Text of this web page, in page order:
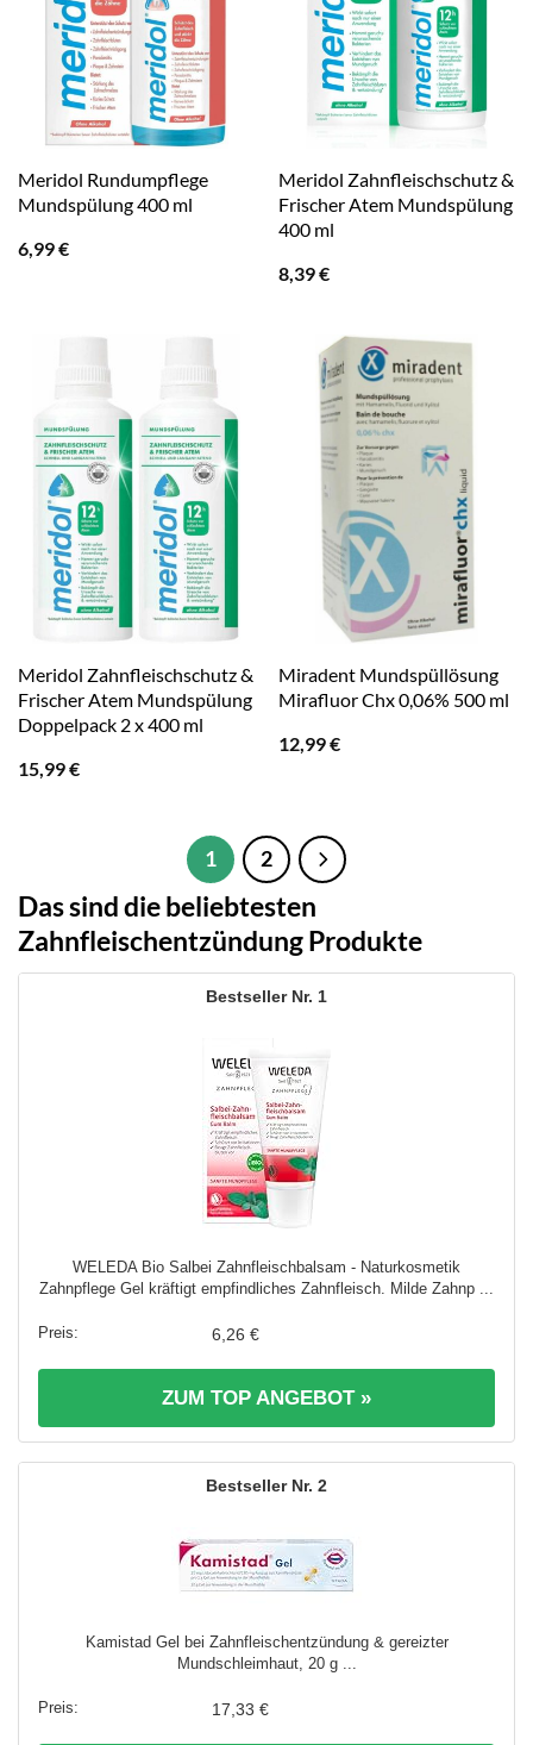
Meridol Rundumpflege
Mundspülung 400 ml
6,99€
Meridol Zahnfleischschutz &
Frischer Atem Mundspülung
400 ml
8,39€
Meridol Zahnfleischschutz &
Frischer Atem Mundspülung
Doppelpack 2 x 400 ml
15,99€
Miradent Mundspüllösung
Mirafluor Chx 0,06% 500 ml
12,99€
1 2
Das sind die beliebtesten
Zahnfleischentzündung Produkte
1
WELEDA Bio Salbei Zahnfleischbalsam - Naturkosmetik
Zahnpflege Gel kräftigt empfindliches Zahnfleisch. Milde Zahnp ...
6,26 €
ZUM TOP ANGEBOT »
2
Kamistad Gel bei Zahnfleischentzündung & gereizter
Mundschleimhaut, 20 g ...
17,33 €